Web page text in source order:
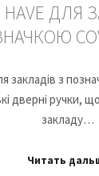
HAVE ДЛЯ
закладів з
дверні ручки,
закладу…
Читать